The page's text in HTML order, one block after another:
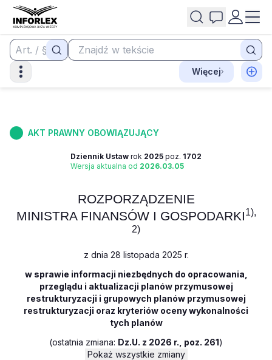
Więcej
AKT PRAWNY OBOWIĄZUJĄCY
Dziennik Ustaw rok 2025 poz. 1702
Wersja aktualna od 2026.03.05
ROZPORZĄDZENIE
MINISTRA FINANSÓW I GOSPODARKI1),
2)
z dnia 28 listopada 2025 r.
w sprawie informacji niezbędnych do opracowania,
przeglądu i aktualizacji planów przymusowej
restrukturyzacji i grupowych planów przymusowej
restrukturyzacji oraz kryteriów oceny wykonalności
tych planów
(ostatnia zmiana: Dz.U. z 2026 r., poz. 261)
Pokaż wszystkie zmiany